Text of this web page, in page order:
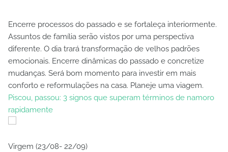
Encerre processos do passado e se fortaleça interiormente.
Assuntos de família serão vistos por uma perspectiva
diferente. O dia trará transformação de velhos padrões
emocionais. Encerre dinâmicas do passado e concretize
mudanças. Será bom momento para investir em mais
conforto e reformulações na casa. Planeje uma viagem.
Piscou, passou: 3 signos que superam términos de namoro
rapidamente
Virgem (23/08- 22/09)